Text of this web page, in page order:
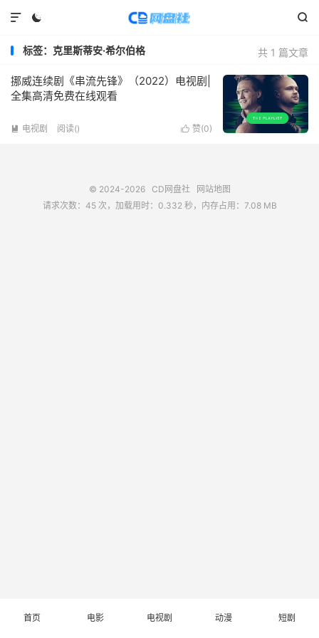
 

共 1 篇文章
标签：克里斯蒂安·希尔伯格
挪威连续剧《串流先锋》（2022）电视剧|
全集高清免费在线观看
 赞(0)
 电视剧 阅读()
© 2024-2026 CD网盘社
网站地图
请求次数：45 次，加载用时：0.332 秒，内存占用：7.08 MB
首页 电影 电视剧 动漫 短剧